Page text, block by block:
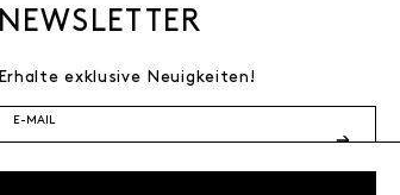
NEWSLETTER
Erhalte exklusive Neuigkeiten!
E-MAIL